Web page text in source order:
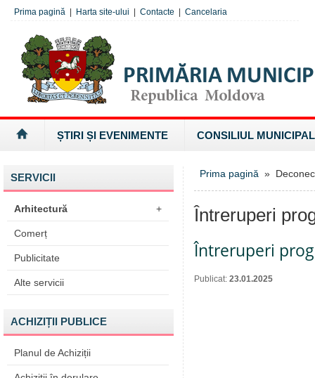
Prima pagină Harta site-ului Contacte Cancelaria
ȘTIRI ȘI EVENIMENTE CONSILIUL MUNICIPAL
SERVICII
Arhitectură +
Comerț
Publicitate
Alte servicii
ACHIZIȚII PUBLICE
Planul de Achiziții
Prima pagină »
Întreruperi
Întreruperi
Publicat: 23.01.2025